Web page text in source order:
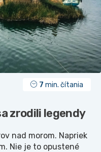
7 min. čítania
zrodili legendy
nad morom. Napriek
Nie je to opustené